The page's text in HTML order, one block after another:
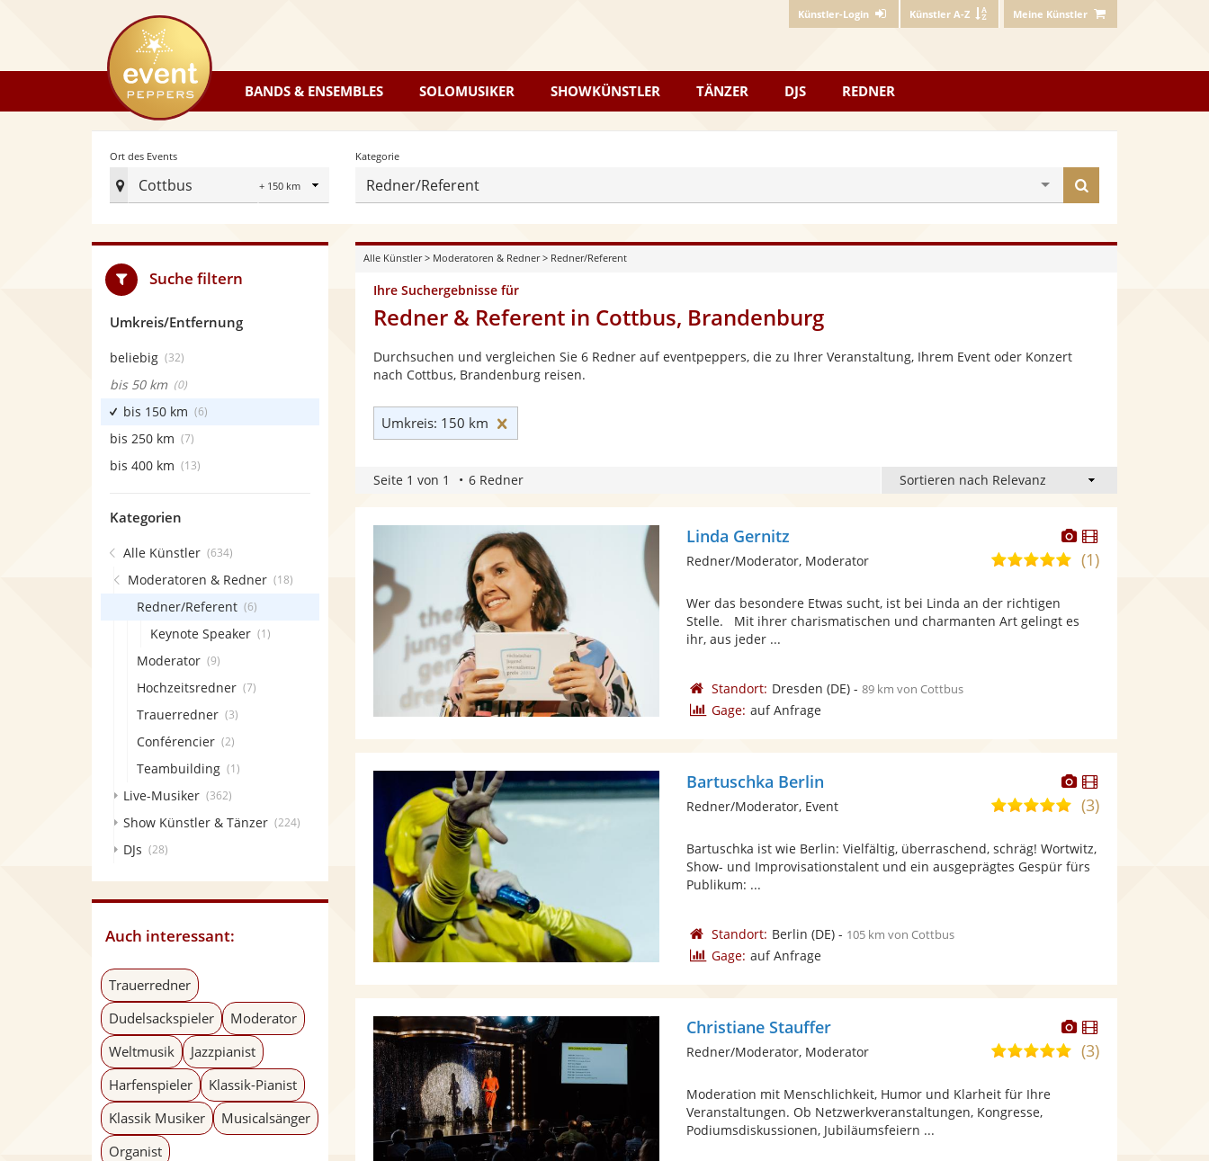
Künstler-Login Künstler A-Z Meine Künstler
eventpeppers
BANDS & ENSEMBLES SOLOMUSIKER SHOWKÜNSTLER TÄNZER DJS REDNER
Ort des Events
Cottbus
Radius
Ort
Events
festlegen
Kategorie
Redner/Referent
finden
Alle Künstler> Moderatoren & Redner> Redner/Referent
Ihre Suchergebnisse für
Redner & Referent in Cottbus, Brandenburg
Durchsuchen und vergleichen Sie 6 Redner auf eventpeppers, die zu Ihrer Veranstaltung, Ihrem Event oder Konzert
nach Cottbus, Brandenburg reisen.
Umkreis: 150 km
Seite 1 von 1 6 Redner
Dieser
Künstler
stellt
Dieser
Künstler
Linda Gernitz
5,0
Sternen
(1)
Redner/Moderator, Moderator
Wer das besondere Etwas sucht, ist bei Linda an der richtigen
Stelle. Mit ihrer charismatischen und charmanten Art gelingt es
ihr, aus jeder ...
Standort: Dresden (DE)- 89 km von Cottbus
Gage: auf Anfrage
Dieser
Künstler
stellt
Fotos
bereit.
Dieser
Künstler
Bartuschka Berlin
4,9
5
Sternen
(3)
Redner/Moderator, Event
Bartuschka ist wie Berlin: Vielfältig, überraschend, schräg! Wortwitz,
Show- und Improvisationstalent und ein ausgeprägtes Gespür fürs
Publikum: ...
Standort: Berlin (DE)- 105 km von Cottbus
Gage: auf Anfrage
Dieser
Künstler
stellt
Dieser
Künstler
Christiane Stauffer
5,0(3)
Redner/Moderator, Moderator
Moderation mit Menschlichkeit, Humor und Klarheit für Ihre
Veranstaltungen. Ob Netzwerkveranstaltungen, Kongresse,
Podiumsdiskussionen, Jubiläumsfeiern ...
Suche filtern
Umkreis/Entfernung
beliebig (32)
bis 50 km (0)
bis 150 km (6)
bis 250 km (7)
bis 400 km (13)
Kategorien
Alle Künstler (634)
Moderatoren & Redner (18)
Redner/Referent (6)
Keynote Speaker (1)
Moderator (9)
Hochzeitsredner (7)
Trauerredner (3)
Conférencier (2)
Teambuilding (1)
Live-Musiker (362)
Show Künstler & Tänzer (224)
DJs (28)
Auch interessant:
Trauerredner
Dudelsackspieler
Moderator
Weltmusik
Jazzpianist
Harfenspieler
Klassik-Pianist
Klassik Musiker
Musicalsänger
Organist